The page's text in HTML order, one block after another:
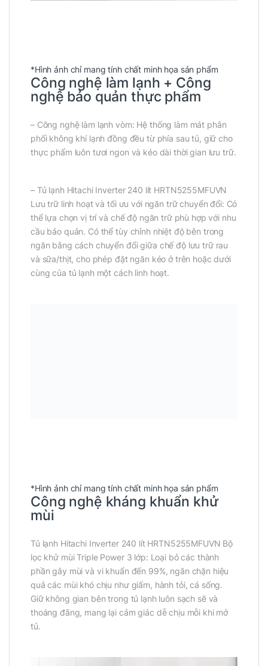
*Hình ảnh chỉ mang tính chất minh họa sản phẩm
Công nghệ làm lạnh + Công
nghệ bảo quản thực phẩm
– Công nghệ làm lạnh vòm: Hệ thống làm mát phân
phối không khí lạnh đồng đều từ phía sau tủ, giữ cho
thực phẩm luôn tươi ngon và kéo dài thời gian lưu trữ.
– Tủ lạnh Hitachi Inverter 240 lít HRTN5255MFUVN
Lưu trữ linh hoạt và tối ưu với ngăn trữ chuyển đổi: Có
thể lựa chọn vị trí và chế độ ngăn trữ phù hợp với nhu
cầu bảo quản. Có thể tùy chỉnh nhiệt độ bên trong
ngăn bằng cách chuyển đổi giữa chế độ lưu trữ rau
và sữa/thịt, cho phép đặt ngăn kéo ở trên hoặc dưới
cùng của tủ lạnh một cách linh hoạt.
*Hình ảnh chỉ mang tính chất minh họa sản phẩm
Công nghệ kháng khuẩn khử
mùi
Tủ lạnh Hitachi Inverter 240 lít HRTN5255MFUVN Bộ
lọc khử mùi Triple Power 3 lớp: Loại bỏ các thành
phần gây mùi và vi khuẩn đến 99%, ngăn chặn hiệu
quả các mùi khó chịu như giấm, hành tỏi, cá sống.
Giữ không gian bên trong tủ lạnh luôn sạch sẽ và
thoáng đãng, mang lại cảm giác dễ chịu mỗi khi mở
tủ.